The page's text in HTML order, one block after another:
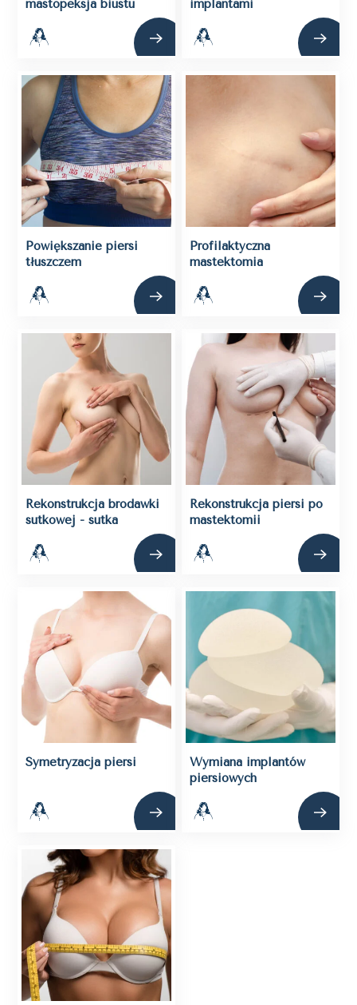
mastopeksja biustu implantami
Powiększanie piersi
tłuszczem
Profilaktyczna
mastektomia
Rekonstrukcja brodawki
sutkowej - sutka
Rekonstrukcja piersi po
mastektomii
Symetryzacja piersi
Wymiana implantów
piersiowych